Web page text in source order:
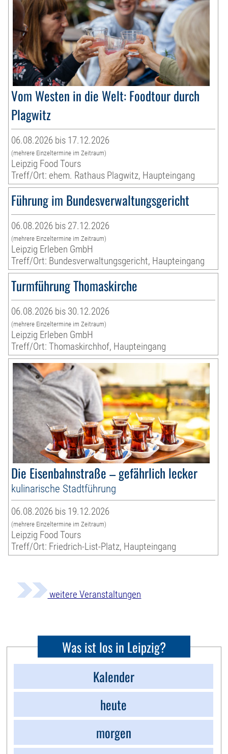
Vom Westen in die Welt: Foodtour durch
Plagwitz
06.08.2026 bis 17.12.2026
(mehrere Einzeltermine im Zeitraum)
Leipzig Food Tours
Treff/Ort: ehem. Rathaus Plagwitz, Haupteingang
Führung im Bundesverwaltungsgericht
06.08.2026 bis 27.12.2026
(mehrere Einzeltermine im Zeitraum)
Leipzig Erleben GmbH
Treff/Ort: Bundesverwaltungsgericht, Haupteingang
Turmführung Thomaskirche
06.08.2026 bis 30.12.2026
(mehrere Einzeltermine im Zeitraum)
Leipzig Erleben GmbH
Treff/Ort: Thomaskirchhof, Haupteingang
Die Eisenbahnstraße – gefährlich lecker
kulinarische Stadtführung
06.08.2026 bis 19.12.2026
(mehrere Einzeltermine im Zeitraum)
Leipzig Food Tours
Treff/Ort: Friedrich-List-Platz, Haupteingang
weitere Veranstaltungen
Was ist los in Leipzig?
Kalender
heute
morgen